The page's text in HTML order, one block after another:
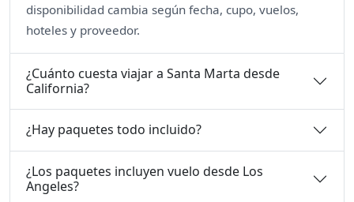
disponibilidad cambia según fecha, cupo, vuelos,
hoteles y proveedor.
¿Cuánto cuesta viajar a Santa Marta desde
California?
¿Hay paquetes todo incluido?
¿Los paquetes incluyen vuelo desde Los
Angeles?